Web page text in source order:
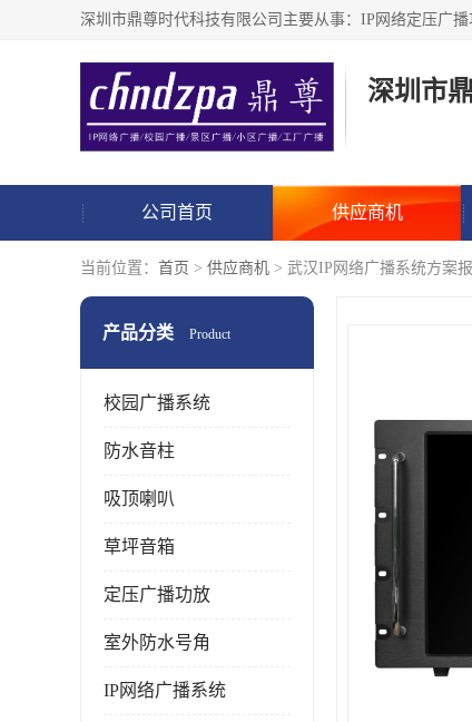
深圳市
公司首页 供应商机
当前位置： 首页 > 供应商机 > 武汉IP网络广播系统方案
产品分类 Product
校园广播系统
防水音柱
吸顶喇叭
草坪音箱
定压广播功放
室外防水号角
IP网络广播系统